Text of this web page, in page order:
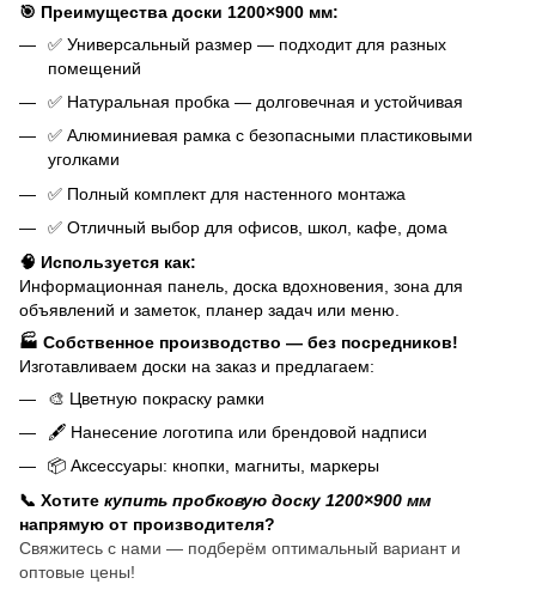
🎯 Преимущества доски 1200×900 мм:
✅ Универсальный размер — подходит для разных
помещений
✅ Натуральная пробка — долговечная и устойчивая
✅ Алюминиевая рамка с безопасными пластиковыми
уголками
✅ Полный комплект для настенного монтажа
✅ Отличный выбор для офисов, школ, кафе, дома
🧠 Используется как:
Информационная панель, доска вдохновения, зона для
объявлений и заметок, планер задач или меню.
🏭 Собственное производство — без посредников!
Изготавливаем доски на заказ и предлагаем:
🎨 Цветную покраску рамки
🖋️ Нанесение логотипа или брендовой надписи
📦 Аксессуары: кнопки, магниты, маркеры
📞 Хотите купить пробковую доску 1200×900 мм
напрямую от производителя?
Свяжитесь с нами — подберём оптимальный вариант и
оптовые цены!